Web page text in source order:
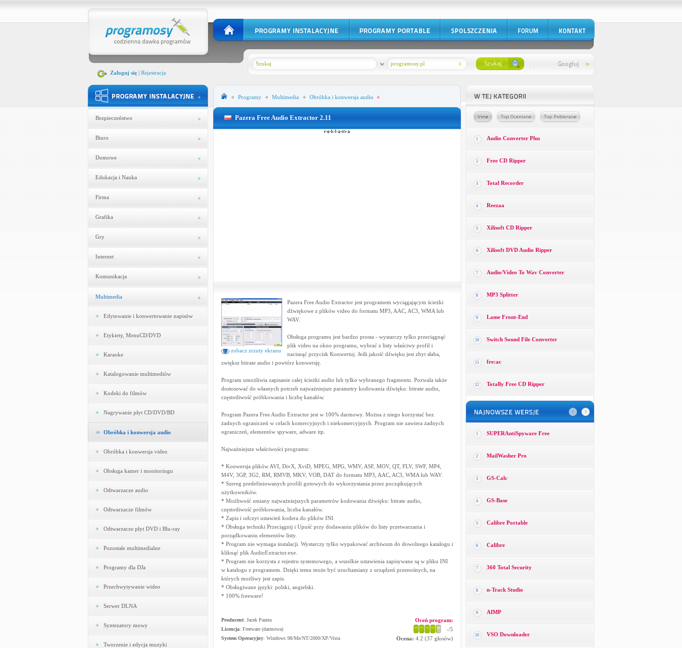
Zaloguj się| Rejestracja
programosy.pl
w
Bezpieczeństwo
Biuro
Domowe
Edukacja i Nauka
Firma
Grafika
Gry
Internet
Komunikacja
Multimedia
Edytowanie i konwertowanie napisów
Etykiety, MenuCD/DVD
Karaoke
Katalogowanie multimediów
Kodeki do filmów
Nagrywanie płyt CD/DVD/BD
Obróbka i konwersja audio
Obróbka i konwersja video
Obsługa kamer i monitoringu
Odtwarzacze audio
Odtwarzacze filmów
Odtwarzacze płyt DVD i Blu-ray
Pozostałe multimedialne
Programy dla DJa
Przechwytywanie wideo
Serwer DLNA
Syntezatory mowy
Tworzenie i edycja muzyki
Programy Multimedia Obróbka i konwersja audio
Pazera Free Audio Extractor 2.11
zobacz zrzuty ekranu
Pazera Free Audio Extractor jest programem wyciągającym ścieżki
dźwiękowe z plików video do formatu MP3, AAC, AC3, WMA lub
WAV.
Obsługa programu jest bardzo prosta - wystarczy tylko przeciągnąć
plik video na okno programu, wybrać z listy właściwy profil i
nacisnąć przycisk Konwertuj. Jeśli jakość dźwięku jest zbyt słaba,
zwiększ bitrate audio i powtórz konwersję.
Program umożliwia zapisanie całej ścieżki audio lub tylko wybranego fragmentu. Pozwala także
dostosować do własnych potrzeb najważniejsze parametry kodowania dźwięku: bitrate audio,
częstotliwość próbkowania i liczbę kanałów.
Program Pazera Free Audio Extractor jest w 100% darmowy. Można z niego korzystać bez
żadnych ograniczeń w celach komercyjnych i niekomercyjnych. Program nie zawiera żadnych
ograniczeń, elementów spyware, adware itp.
Najważniejsze właściwości programu:
* Konwersja plików AVI, DivX, XviD, MPEG, MPG, WMV, ASF, MOV, QT, FLV, SWF, MP4,
M4V, 3GP, 3G2, RM, RMVB, MKV, VOB, DAT do formatu MP3, AAC, AC3, WMA lub WAV.
* Szereg predefiniowanych profili gotowych do wykorzystania przez początkujących
użytkowników.
* Możliwość zmiany najważniejszych parametrów kodowania dźwięku: bitrate audio,
częstotliwość próbkowania, liczba kanałów.
* Zapis i odczyt ustawień kodera do plików INI.
* Obsługa techniki Przeciągnij i Upuść przy dodawaniu plików do listy przetwarzania i
porządkowaniu elementów listy.
* Program nie wymaga instalacji. Wystarczy tylko wypakować archiwum do dowolnego katalogu i
kliknąć plik AudioExtractor.exe.
* Program nie korzysta z rejestru systemowego, a wszelkie ustawienia zapisywane są w pliku INI
w katalogu z programem. Dzięki temu może być uruchamiany z urządzeń przenośnych, na
których możliwy jest zapis.
* Obsługiwane języki: polski, angielski.
* 100% freeware!
Producent: Jacek Pazera
Licencja: Freeware (darmowa)
System Operacyjny: Windows 98/Me/NT/2000/XP/Vista
Oceń program:
-/5
Ocena: 4.2 (37 głosów)
1 Audio Converter Plus
2 Free CD Ripper
3 Total Recorder
4 Reezaa
5 Xilisoft CD Ripper
6 Xilisoft DVD Audio Ripper
7 Audio/Video To Wav Converter
8 MP3 Splitter
9 Lame Front-End
10 Switch Sound File Converter
11 fre:ac
12 Totally Free CD Ripper
1 SUPERAntiSpyware Free
2 MailWasher Pro
3 GS-Calc
4 GS-Base
5 Calibre Portable
6 Calibre
7 360 Total Security
8 n-Track Studio
9 AIMP
10 VSO Downloader